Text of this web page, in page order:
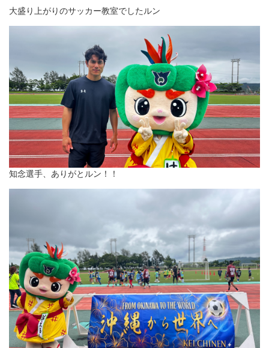
大盛り上がりのサッカー教室でしたルン
知念選手、ありがとルン！！